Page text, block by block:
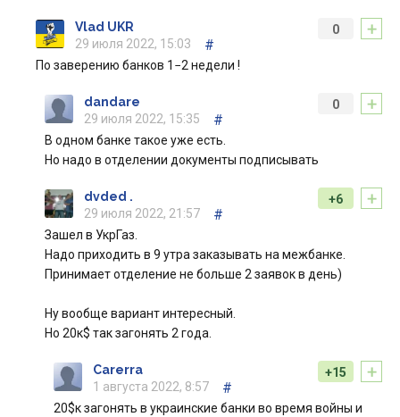
+
0
Vlad UKR
29 июля 2022, 15:03
#
По заверению банков 1−2 недели !
+
0
dandare
29 июля 2022, 15:35
#
В одном банке такое уже есть.
Но надо в отделении документы подписывать
+
+6
dvded .
29 июля 2022, 21:57
#
Зашел в УкрГаз.
Надо приходить в 9 утра заказывать на межбанке.
Принимает отделение не больше 2 заявок в день)
Ну вообще вариант интересный.
Но 20к$ так загонять 2 года.
+
+15
Carerra
1 августа 2022, 8:57
#
20$к загонять в украинские банки во время войны и